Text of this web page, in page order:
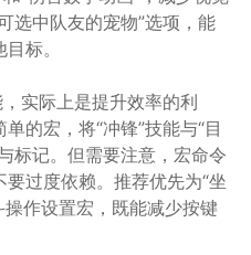
选中队友的宠物”选项，能
标。
实际上是提升效率的利
的宏，将“冲锋”技能与“目
标记。但需要注意，宏命令
过度依赖。推荐优先为“坐
操作设置宏，既能减少按键